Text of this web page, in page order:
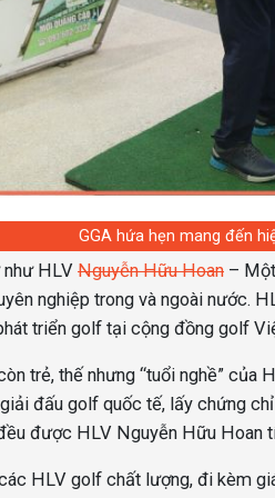
GGA hứa hẹn mang đến
HLV Nguyễn Hữu Hoan –
nghiệp trong và ngoài nước.
triển golf tại cộng đồng golf
trẻ, thế nhưng “tuổi nghề”
đấu golf quốc tế, lấy chứng
được HLV Nguyễn Hữu Hoan
HLV golf chất lượng, đi kèm